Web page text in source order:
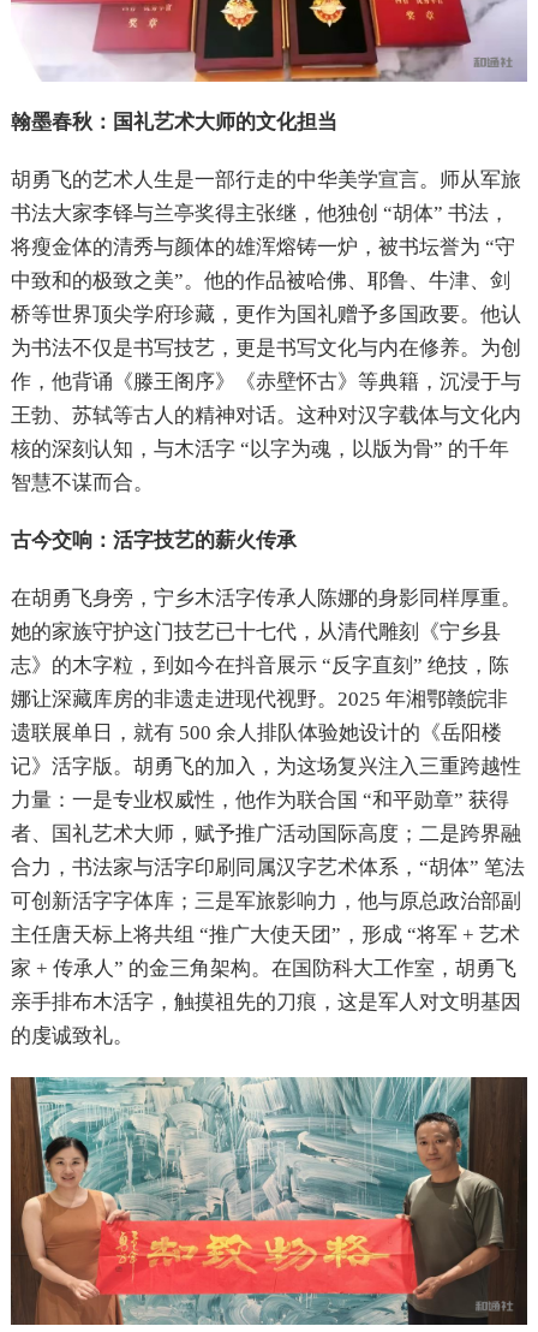
翰墨春秋：国礼艺术大师的文化担当
胡勇飞的艺术人生是一部行走的中华美学宣言。师从军旅
书法大家李铎与兰亭奖得主张继，他独创 “胡体” 书法，
将瘦金体的清秀与颜体的雄浑熔铸一炉，被书坛誉为 “守
中致和的极致之美”。他的作品被哈佛、耶鲁、牛津、剑
桥等世界顶尖学府珍藏，更作为国礼赠予多国政要。他认
为书法不仅是书写技艺，更是书写文化与内在修养。为创
作，他背诵《滕王阁序》《赤壁怀古》等典籍，沉浸于与
王勃、苏轼等古人的精神对话。这种对汉字载体与文化内
核的深刻认知，与木活字 “以字为魂，以版为骨” 的千年
智慧不谋而合。
古今交响：活字技艺的薪火传承
在胡勇飞身旁，宁乡木活字传承人陈娜的身影同样厚重。
她的家族守护这门技艺已十七代，从清代雕刻《宁乡县
志》的木字粒，到如今在抖音展示 “反字直刻” 绝技，陈
娜让深藏库房的非遗走进现代视野。2025 年湘鄂赣皖非
遗联展单日，就有 500 余人排队体验她设计的《岳阳楼
记》活字版。胡勇飞的加入，为这场复兴注入三重跨越性
力量：一是专业权威性，他作为联合国 “和平勋章” 获得
者、国礼艺术大师，赋予推广活动国际高度；二是跨界融
合力，书法家与活字印刷同属汉字艺术体系，“胡体” 笔法
可创新活字字体库；三是军旅影响力，他与原总政治部副
主任唐天标上将共组 “推广大使天团”，形成 “将军 + 艺术
家 + 传承人” 的金三角架构。在国防科大工作室，胡勇飞
亲手排布木活字，触摸祖先的刀痕，这是军人对文明基因
的虔诚致礼。